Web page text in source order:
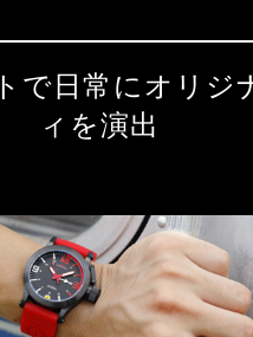
で日常にオリジ
ィを演出